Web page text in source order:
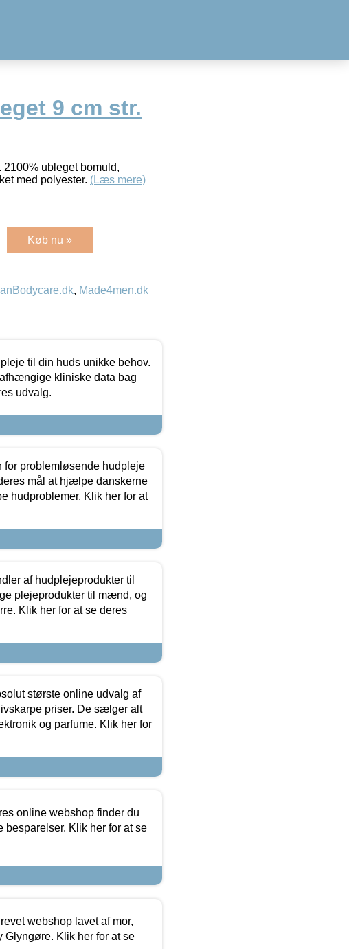
9 cm str.
2100% ubleget bomuld,
med polyester. (Læs mere)
Køb nu »
, Made4men.dk
til din huds unikke behov.
kliniske data bag
udvalg.
for problemløsende hudpleje
mål at hjælpe danskerne
hudproblemer. Klik her for at
af hudplejeprodukter til
plejeprodukter til mænd, og
Klik her for at se deres
største online udvalg af
priser. De sælger alt
og parfume. Klik her for
online webshop finder du
besparelser. Klik her for at se
webshop lavet af mor,
Klik her for at se